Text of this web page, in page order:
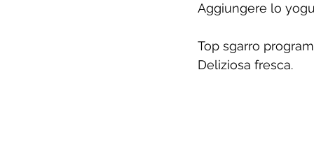
Aggiungere lo
Top sgarro
Deliziosa fresca.